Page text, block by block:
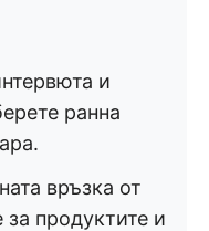
и
ранна
връзка от
за продуктите и